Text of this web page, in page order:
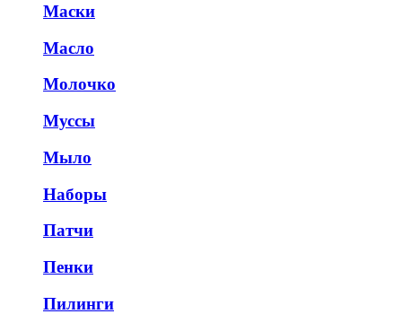
Маски
Масло
Молочко
Муссы
Мыло
Наборы
Патчи
Пенки
Пилинги